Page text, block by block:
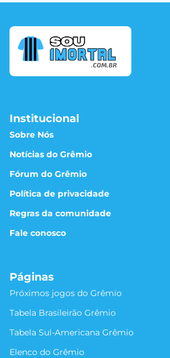
Institucional
Sobre Nós
Notícias do Grêmio
Fórum do Grêmio
Política de privacidade
Regras da comunidade
Fale conosco
Páginas
Próximos jogos do Grêmio
Tabela Brasileirão Grêmio
Tabela Sul-Americana Grêmio
Elenco do Grêmio